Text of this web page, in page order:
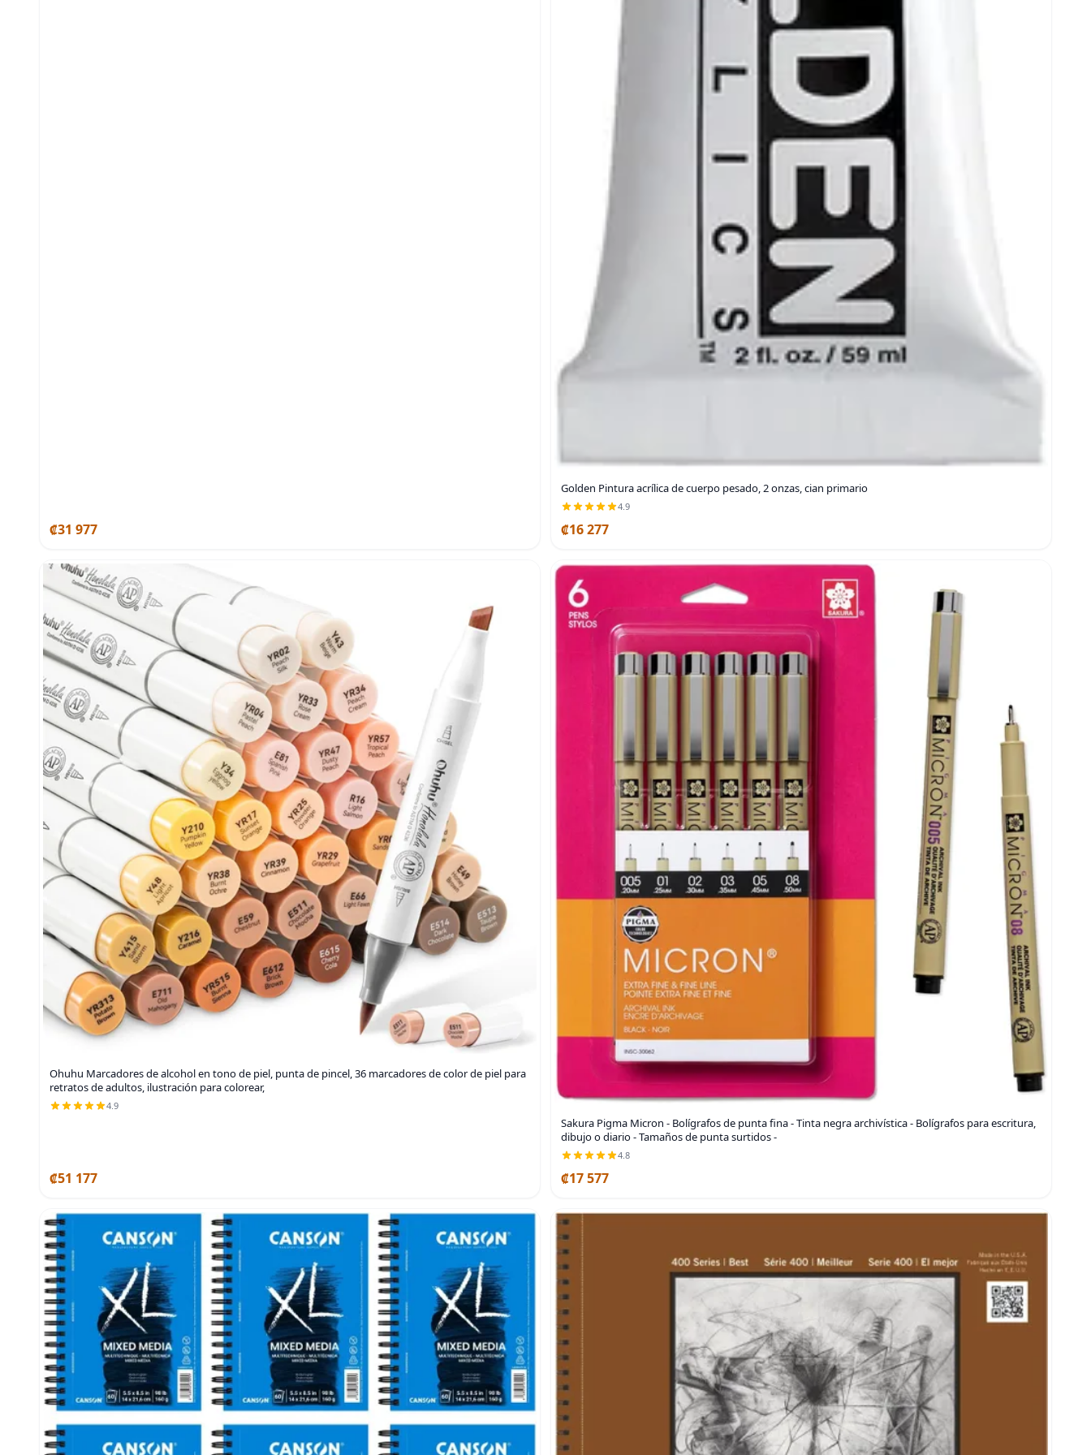
₡31 977
Golden Pintura acrílica de cuerpo pesado, 2 onzas, cian primario
4.9
₡16 277
Ohuhu Marcadores de alcohol en tono de piel, punta de pincel, 36 marcadores de color de piel para
retratos de adultos, ilustración para colorear,
4.9
₡51 177
Sakura Pigma Micron - Bolígrafos de punta fina - Tinta negra archivística - Bolígrafos para escritura,
dibujo o diario - Tamaños de punta surtidos -
4.8
₡17 577